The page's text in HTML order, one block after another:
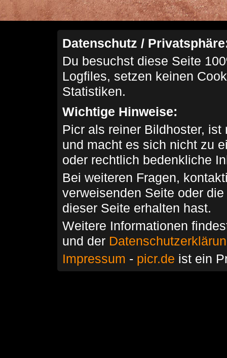
Datenschutz /
Du besuchst diese Seite
Logfiles, setzen keinen
Statistiken.
Wichtige Hinweise:
Picr als reiner Bildhoster,
und macht es sich nicht zu
oder rechtlich bedenkliche
Bei weiteren Fragen,
verweisenden Seite oder
dieser Seite erhalten hast.
Weitere Informationen
und der
Impressum - picr.de ist ein